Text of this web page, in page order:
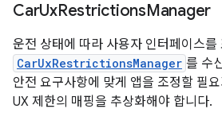
CarUxRestrictionsManager
운전 상태에 따라 사용자 인터페이스를
CarUxRestrictionsManager 를 수
안전 요구사항에 맞게 앱을 조정할 필
UX 제한의 매핑을 추상화해야 합니다.